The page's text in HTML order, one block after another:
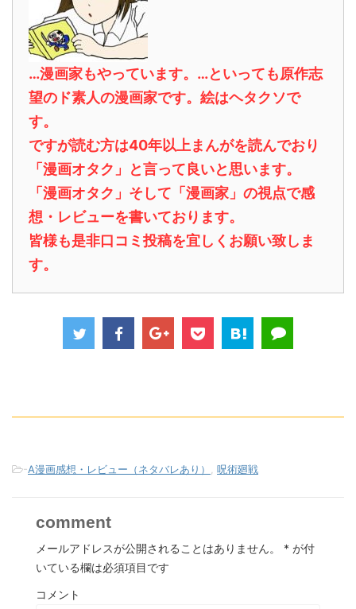
…漫画家もやっています。…といっても原作志
望のド素人の漫画家です。絵はヘタクソで
す。
ですが読む方は40年以上まんがを読んでおり
「漫画オタク」と言って良いと思います。
「漫画オタク」そして「漫画家」の視点で感
想・レビューを書いております。
皆様も是非口コミ投稿を宜しくお願い致しま
す。
-A漫画感想・レビュー（ネタバレあり） , 呪術廻戦
comment
メールアドレスが公開されることはありません。 * が付
いている欄は必須項目です
コメント